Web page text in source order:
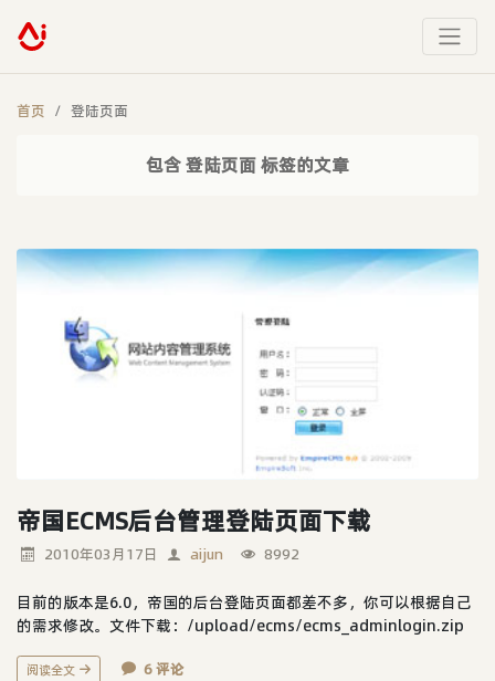
首页 登陆页面
包含 登陆页面 标签的文章
帝国ECMS后台管理登陆页面下载
2010年03月17日 aijun 8992
目前的版本是6.0，帝国的后台登陆页面都差不多，你可以根据自己
的需求修改。文件下载：/upload/ecms/ecms_adminlogin.zip
阅读全文 6 评论